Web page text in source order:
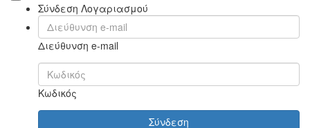
Σύνδεση Λογαριασμού
Διεύθυνση e-mail
Κωδικός
Σύνδεση